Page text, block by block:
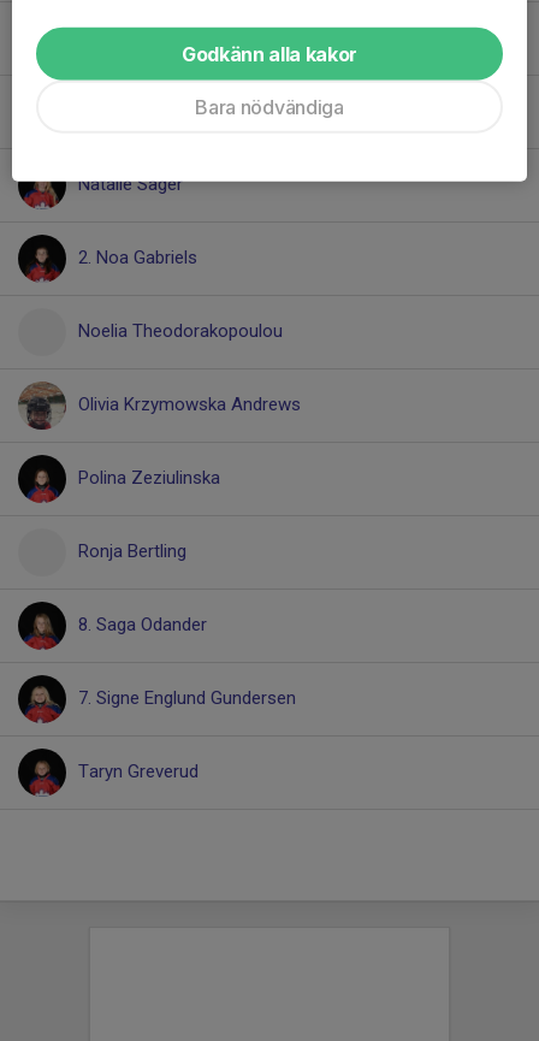
Natalie Sager
2. Noa Gabriels
Noelia Theodorakopoulou
Olivia Krzymowska Andrews
Polina Zeziulinska
Ronja Bertling
8. Saga Odander
7. Signe Englund Gundersen
Taryn Greverud
Godkänn alla kakor
Bara nödvändiga